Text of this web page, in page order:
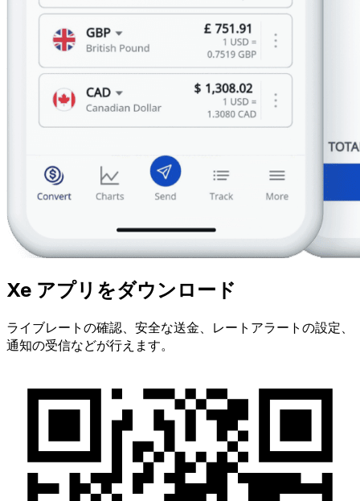
Xe アプリをダウンロード
ライブレートの確認、安全な送金、レートアラートの設定、
通知の受信などが行えます。